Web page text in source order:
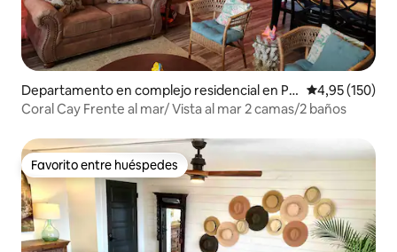
Departamento en complejo residencial en Po
rt Aransas
Calificación
4,95 (150)
Coral Cay Frente al mar/ Vista al mar 2 camas/2 baños
Favorito entre huéspedes
Favorito entre huéspedes